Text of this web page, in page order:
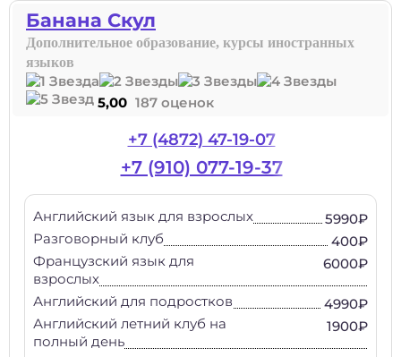
Банана Скул
Дополнительное образование, курсы иностранных
языков
5,00 187 оценок
+7 (4872) 47-19-07
+7 (910) 077-19-37
Английский язык для взрослых
5990₽
Разговорный клуб
400₽
Французский язык для
взрослых
6000₽
Английский для подростков
4990₽
Английский летний клуб на
полный день
1900₽